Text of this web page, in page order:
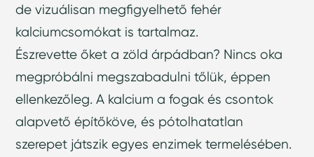
de vizuálisan megfigyelhető fehér
kalciumcsomókat is tartalmaz.
Észrevette őket a zöld árpádban? Nincs oka
megpróbálni megszabadulni tőlük, éppen
ellenkezőleg. A kalcium a fogak és csontok
alapvető építőköve, és pótolhatatlan
szerepet játszik egyes enzimek termelésében.